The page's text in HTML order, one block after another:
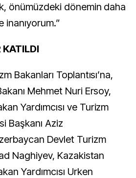
önümüzdeki dönemin daha
inanıyorum.”
KATILDI
Bakanları Toplantısı’na,
Mehmet Nuri Ersoy,
Yardımcısı ve Turizm
Başkanı Aziz
Devlet Turizm
Naghiyev, Kazakistan
Yardımcısı Urken